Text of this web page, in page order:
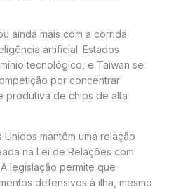
ainda mais com a corrida
artificial. Estados
tecnológico, e Taiwan se
por concentrar
produtiva de chips de alta
Unidos mantêm uma relação
na Lei de Relações com
legislação permite que
defensivos à ilha, mesmo